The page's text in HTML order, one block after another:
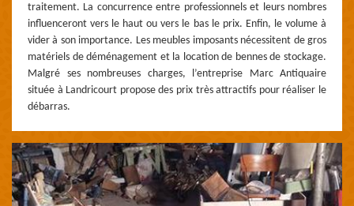
traitement. La concurrence entre professionnels et leurs nombres
influenceront vers le haut ou vers le bas le prix. Enfin, le volume à
vider à son importance. Les meubles imposants nécessitent de gros
matériels de déménagement et la location de bennes de stockage.
Malgré ses nombreuses charges, l’entreprise Marc Antiquaire
située à Landricourt propose des prix très attractifs pour réaliser le
débarras.